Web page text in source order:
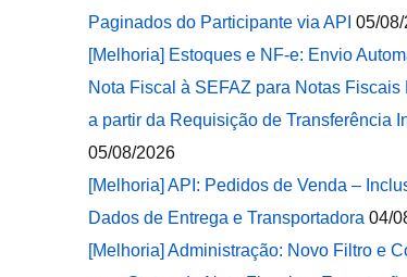
Paginados do Participante via API 05/
[Melhoria] Estoques e NF-e: Envio
Nota Fiscal à SEFAZ para Notas Fiscais
a partir da Requisição de Transferência
05/08/2026
[Melhoria] API: Pedidos de Venda –
Dados de Entrega e Transportadora 04/
[Melhoria] Administração: Novo Filtro e